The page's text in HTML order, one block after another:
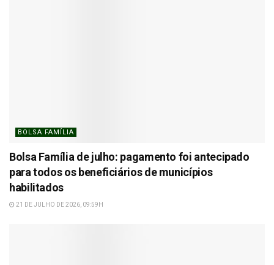
BOLSA FAMÍLIA
Bolsa Família de julho: pagamento foi antecipado
para todos os beneficiários de municípios
habilitados
21 DE JULHO DE 2026, 09:59H